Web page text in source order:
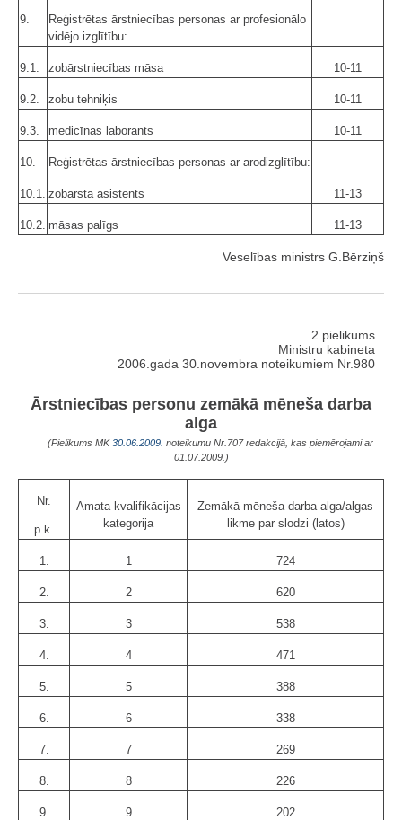
9.
Reģistrētas ārstniecības personas ar profesionālo
vidējo izglītību:
9.1. zobārstniecības māsa 10-11
9.2. zobu tehniķis 10-11
9.3. medicīnas laborants 10-11
10. Reģistrētas ārstniecības personas ar arodizglītību:
10.1. zobārsta asistents 11-13
10.2. māsas palīgs 11-13
Veselības ministrs G.Bērziņš
2.pielikums
Ministru kabineta
2006.gada 30.novembra noteikumiem Nr.980
Ārstniecības personu zemākā mēneša darba
alga
(Pielikums MK30.06.2009. noteikumu Nr.707 redakcijā, kas piemērojami ar
01.07.2009.)
Nr.
p.k.
Amata kvalifikācijas
kategorija
Zemākā mēneša darba alga/algas
likme par slodzi (latos)
1. 1 724
2. 2 620
3. 3 538
4. 4 471
5. 5 388
6. 6 338
7. 7 269
8. 8 226
9. 9 202